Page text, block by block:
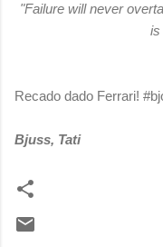
"Failure will never
is
Recado dado Ferrari!
Bjuss, Tati